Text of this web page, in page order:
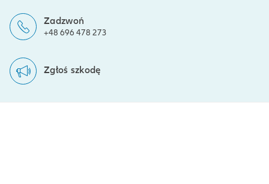
Zadzwoń
+48 696 478 273
Zgłoś szkodę